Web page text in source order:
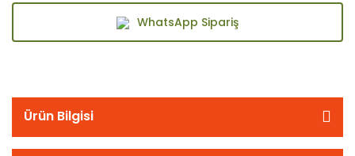
WhatsApp Sipariş
Ürün Bilgisi